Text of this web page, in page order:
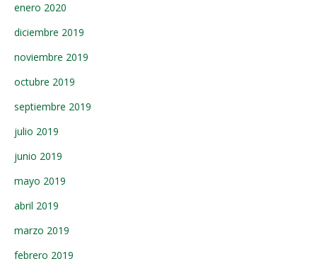
enero 2020
diciembre 2019
noviembre 2019
octubre 2019
septiembre 2019
julio 2019
junio 2019
mayo 2019
abril 2019
marzo 2019
febrero 2019